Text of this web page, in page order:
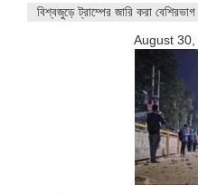
বিশ্বজুড়ে ট্রাম্পের জারি করা
August